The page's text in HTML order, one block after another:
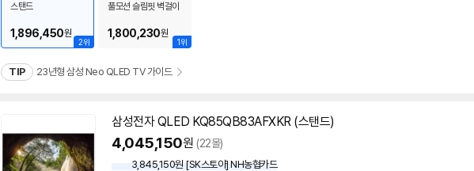
2위
스탠드
1,896,450원
1위
풀모션 슬림핏 벽걸이
1,800,230원
TIP 23년형 삼성 Neo QLED TV 가이드
삼성전자 QLED KQ85QB83AFXKR (스탠드)
4,045,150원 (22몰)
3,845,150원 [SK스토아] NH농협카드